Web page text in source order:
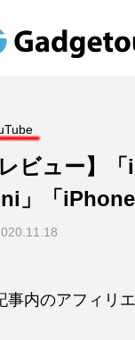
レビュー】
」「
内のアフィリ